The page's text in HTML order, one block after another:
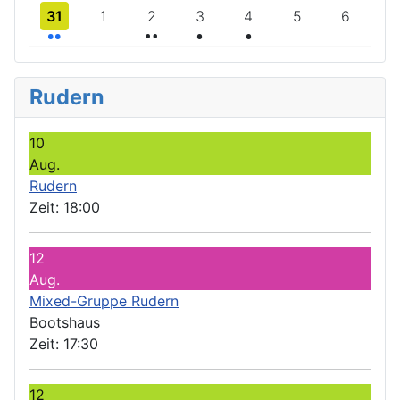
31
2 Veranstaltungen
1 2
2 Veranstaltungen
3
Einzelne Veranstaltung
4
Einzelne Veranstaltung
5 6
Rudern
10
Aug.
Rudern
Zeit: 18:00
12
Aug.
Mixed-Gruppe Rudern
Bootshaus
Zeit: 17:30
12